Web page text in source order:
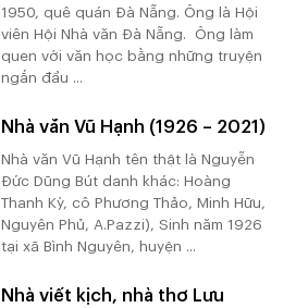
1950, quê quán Đà Nẵng. Ông là Hội
viên Hội Nhà văn Đà Nẵng. Ông làm
quen với văn học bằng những truyện
ngắn đầu ...
Nhà văn Vũ Hạnh (1926 – 2021)
Nhà văn Vũ Hạnh tên thật là Nguyễn
Đức Dũng Bút danh khác: Hoàng
Thanh Kỳ, cô Phương Thảo, Minh Hữu,
Nguyên Phủ, A.Pazzi), Sinh năm 1926
tại xã Bình Nguyên, huyện ...
Nhà viết kịch, nhà thơ Lưu